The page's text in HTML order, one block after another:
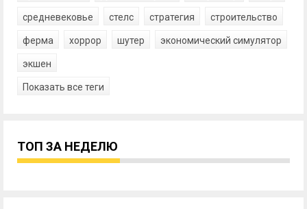
средневековье стелс стратегия строительство
ферма хоррор шутер экономический симулятор
экшен
Показать все теги
ТОП ЗА НЕДЕЛЮ